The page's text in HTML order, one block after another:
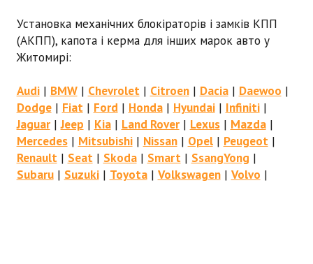
Установка механічних блокіраторів і замків КПП
(АКПП), капота і керма для інших марок авто у
Житомирі:
Audi| BMW| Chevrolet| Citroen| Dacia| Daewoo |
Dodge| Fiat| Ford| Honda| Hyundai| Infiniti|
Jaguar|Jeep | Kia| Land Rover| Lexus| Mazda|
Mercedes| Mitsubishi| Nissan| Opel| Peugeot|
Renault| Seat| Skoda| Smart| SsangYong |
Subaru| Suzuki| Toyota| Volkswagen| Volvo |